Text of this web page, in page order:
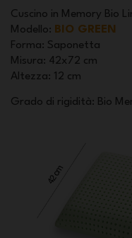
Cuscino in Memory Bio
Modello: BIO GREEN
Forma: Saponetta
Misura: 42x72 cm
Altezza: 12 cm
Grado di rigidità: Bio